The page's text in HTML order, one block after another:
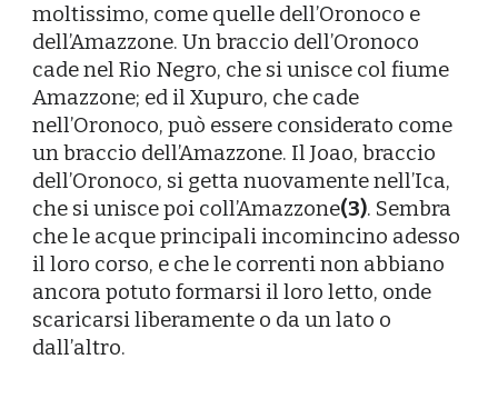
moltissimo, come quelle dell’Oronoco e
dell’Amazzone. Un braccio dell’Oronoco
cade nel Rio Negro, che si unisce col fiume
Amazzone; ed il Xupuro, che cade
nell’Oronoco, può essere considerato come
un braccio dell’Amazzone. Il Joao, braccio
dell’Oronoco, si getta nuovamente nell’Ica,
che si unisce poi coll’Amazzone(3). Sembra
che le acque principali incomincino adesso
il loro corso, e che le correnti non abbiano
ancora potuto formarsi il loro letto, onde
scaricarsi liberamente o da un lato o
dall’altro.